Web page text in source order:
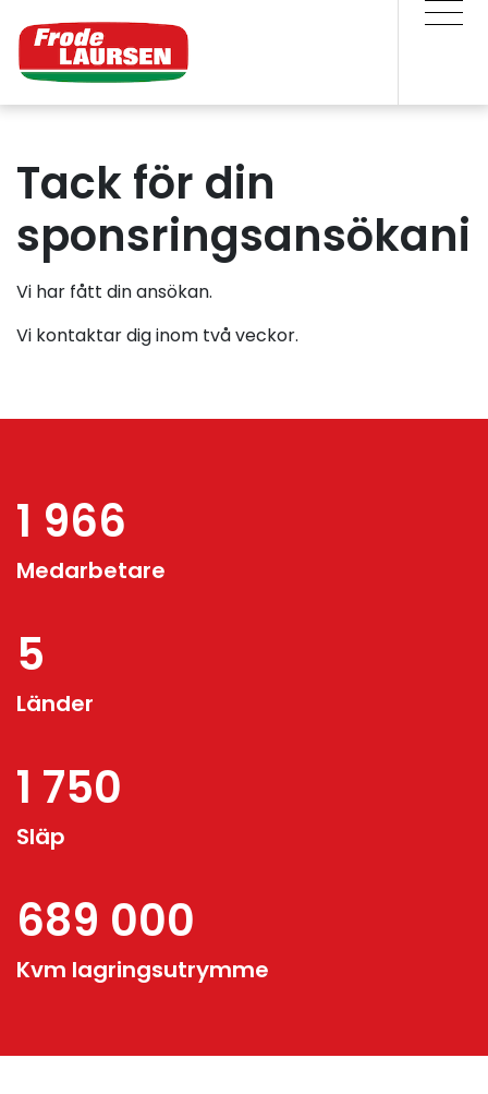
Tack för din
sponsringsansökani
Vi har fått din ansökan.
Vi kontaktar dig inom två veckor.
1 966
Medarbetare
5
Länder
1 750
Släp
689 000
Kvm lagringsutrymme